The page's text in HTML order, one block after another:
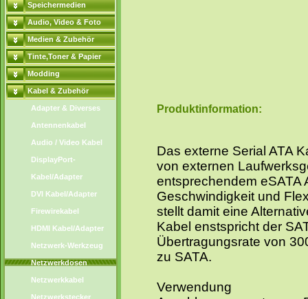
Speichermedien
Audio, Video & Foto
Medien & Zubehör
Tinte,Toner & Papier
Modding
Kabel & Zubehör
Adapter & Diverses
Antennenkabel
Audio / Video Kabel
DisplayPort-
Kabel/Adapter
DVI Kabel/Adapter
Firewirekabel
HDMI Kabel/Adapter
Netzwerk-Werkzeug
Netzwerkdosen
Netzwerkkabel
Netzwerkstecker
Produktinformation:
Das externe Serial ATA
von externen
entsprechendem eSATA
Geschwindigkeit und
stellt damit eine
Kabel enstspricht der
Übertragungsrate von
zu SATA.
Verwendung